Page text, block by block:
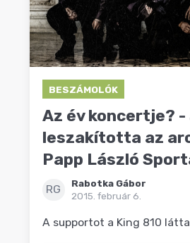
BESZÁMOLÓK
Az év koncertje? -
leszakította az
Papp László
RG
Rabotka Gábor
2015. február 6.
A supportot a King 810